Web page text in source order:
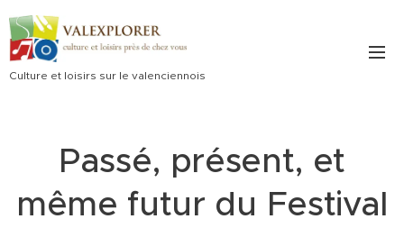
Culture et loisirs sur le valenciennois
Passé, présent, et
même futur du Festival